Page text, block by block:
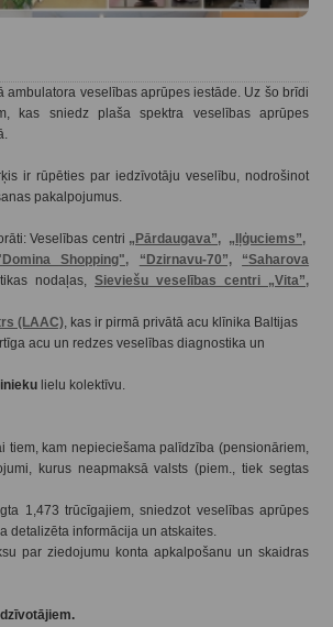
ambulatora veselības aprūpes iestāde. Uz šo brīdi
kas sniedz plaša spektra veselības aprūpes
ir rūpēties par iedzīvotāju veselību, nodrošinot
pakalpojumus.
Veselības centri „Pārdaugava”, „Iļģuciems”,
Shopping", “Dzirnavu-70”, “Saharova
nodaļas, Sieviešu veselības centri „Vita”,
(LAAC), kas ir pirmā privātā acu klīnika Baltijas
acu un redzes veselības diagnostika un
lielu kolektīvu.
kam nepieciešama palīdzība (pensionāriem,
kurus neapmaksā valsts (piem., tiek segtas
1,473 trūcīgajiem, sniedzot veselības aprūpes
detalizēta informācija un atskaites.
par ziedojumu konta apkalpošanu un skaidras